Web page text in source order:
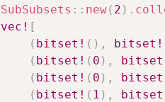
SubSubsets :: new( 2 ) .
vec! [
( bitset! ( ) , bitset!
( bitset! ( 0 ) ,
( bitset! ( 0 ) ,
( bitset! ( 1 ) ,